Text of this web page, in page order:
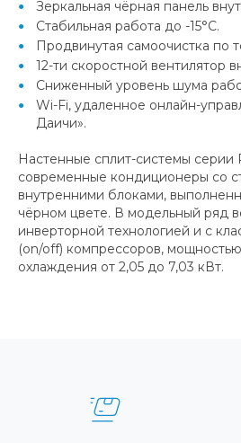
Зеркальная чёрная панель
Стабильная работа до -15°С.
Продвинутая самоочистка по
12-ти скоростной вентилятор
Сниженный уровень шума
Wi-Fi, удаленное онлайн-
Даичи».
Настенные сплит-системы серии
современные кондиционеры со
внутренними блоками,
чёрном цвете. В модельный ряд
инверторной технологией и с
(on/off) компрессоров,
охлаждения от 2,05 до 7,03 кВт.